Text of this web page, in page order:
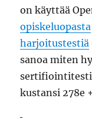
on käyttää
opiskeluopasta
harjoitustestiä
sanoa miten
kustansi 278e